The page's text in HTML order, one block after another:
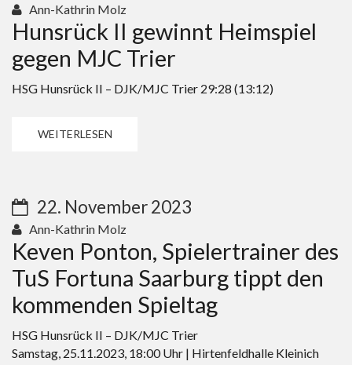
Ann-Kathrin Molz
Hunsrück II gewinnt Heimspiel
gegen MJC Trier
HSG Hunsrück II – DJK/MJC Trier 29:28 (13:12)
WEITERLESEN
22. November 2023
Ann-Kathrin Molz
Keven Ponton, Spielertrainer des
TuS Fortuna Saarburg tippt den
kommenden Spieltag
HSG Hunsrück II – DJK/MJC Trier
Samstag, 25.11.2023, 18:00 Uhr | Hirtenfeldhalle Kleinich